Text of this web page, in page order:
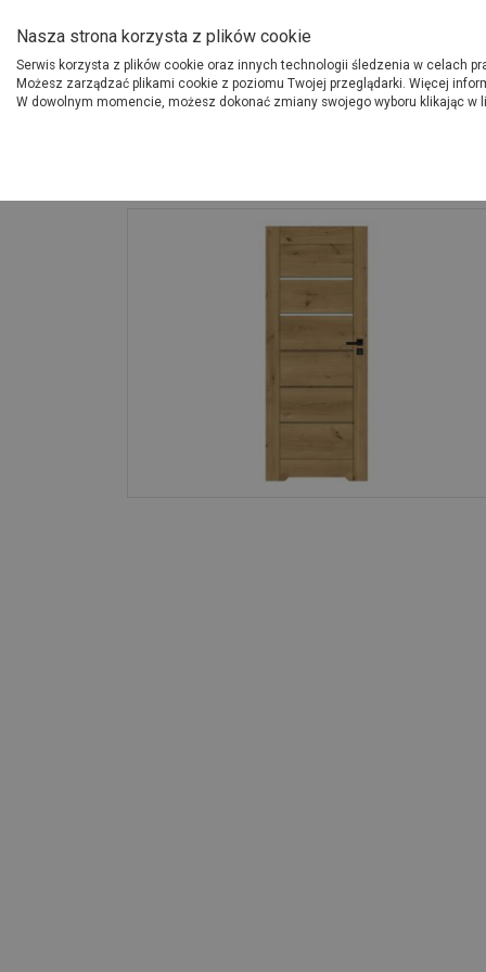
Produkty
O Grupie PSB
Drzwi wewnętrzne Chicago dąb górski 90
Nasza strona korzysta z plików cookie
Serwis korzysta z plików cookie oraz innych technologii śledzenia w celach
Możesz zarządzać plikami cookie z poziomu Twojej przeglądarki. Więcej
W dowolnym momencie, możesz dokonać zmiany swojego wyboru klikając w